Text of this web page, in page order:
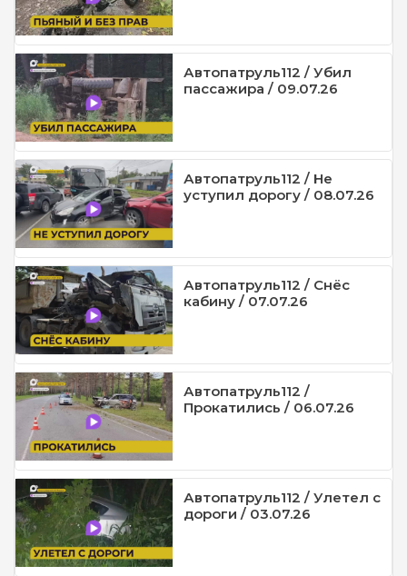
Автопатруль112 / Убил
пассажира / 09.07.26
Автопатруль112 / Не
уступил дорогу / 08.07.26
Автопатруль112 / Снёс
кабину / 07.07.26
Автопатруль112 /
Прокатились / 06.07.26
Автопатруль112 / Улетел с
дороги / 03.07.26